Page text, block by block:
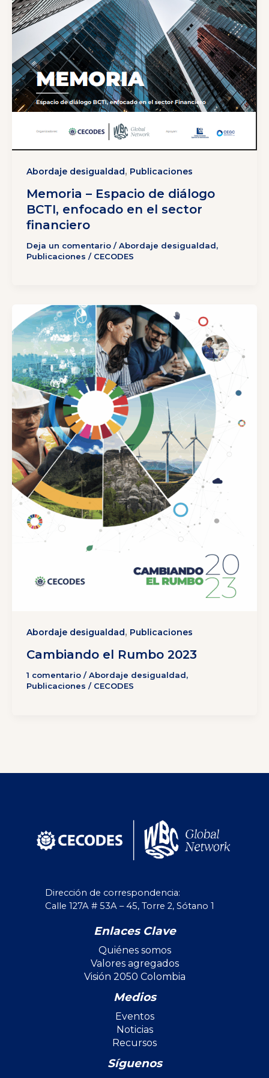
Abordaje desigualdad, Publicaciones
Memoria – Espacio de diálogo
BCTI, enfocado en el sector
financiero
Deja un comentario /Abordaje desigualdad,
Publicaciones / CECODES
Abordaje desigualdad, Publicaciones
Cambiando el Rumbo 2023
1 comentario /Abordaje desigualdad,
Publicaciones / CECODES
Dirección de correspondencia:
Calle 127A # 53A – 45, Torre 2, Sótano 1
Enlaces Clave
Quiénes somos
Valores agregados
Visión 2050 Colombia
Medios
Eventos
Noticias
Recursos
Síguenos